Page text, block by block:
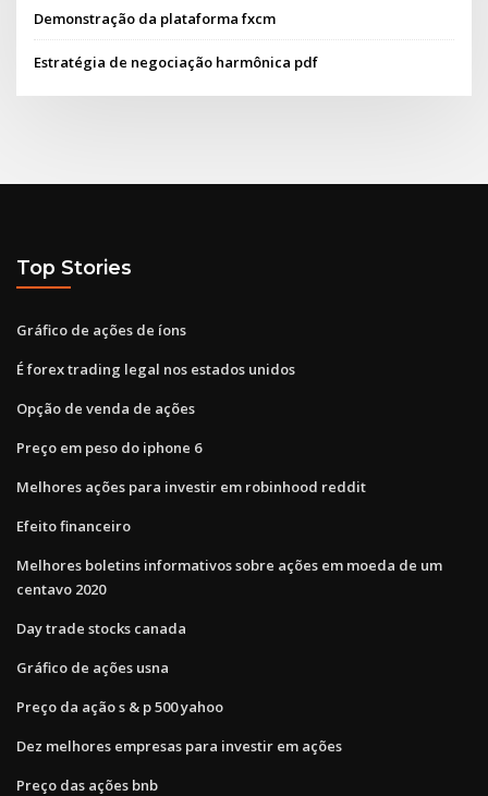
Demonstração da plataforma fxcm
Estratégia de negociação harmônica pdf
Top Stories
Gráfico de ações de íons
É forex trading legal nos estados unidos
Opção de venda de ações
Preço em peso do iphone 6
Melhores ações para investir em robinhood reddit
Efeito financeiro
Melhores boletins informativos sobre ações em moeda de um
centavo 2020
Day trade stocks canada
Gráfico de ações usna
Preço da ação s & p 500 yahoo
Dez melhores empresas para investir em ações
Preço das ações bnb